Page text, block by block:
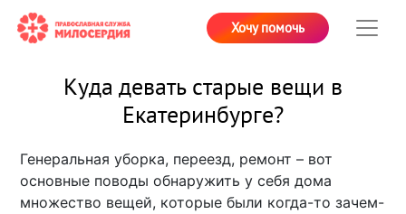
Хочу помочь
Куда девать старые вещи в
Екатеринбурге?
Генеральная уборка, переезд, ремонт – вот
основные поводы обнаружить у себя дома
множество вещей, которые были когда-то зачем-